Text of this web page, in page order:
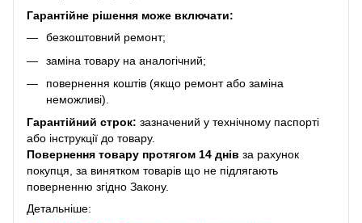
Гарантійне рішення може включати:
безкоштовний ремонт;
заміна товару на аналогічний;
повернення коштів (якщо ремонт або заміна
неможливі).
Гарантійний строк: зазначений у технічному паспорті
або інструкції до товару.
Повернення товару протягом 14 днів за рахунок
покупця, за винятком товарів що не підлягають
поверненню згідно Закону.
Детальніше: